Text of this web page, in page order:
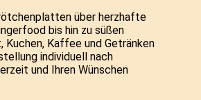
über herzhafte
bis hin zu süßen
Kuchen, Kaffee und Getränken
individuell nach
und Ihren Wünschen